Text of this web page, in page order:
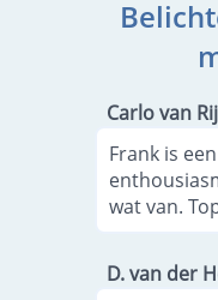
Carlo van
Frank is
wat van.
D. van der